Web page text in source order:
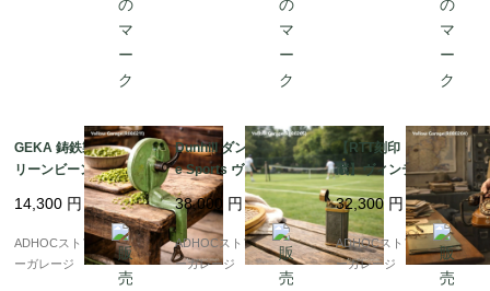
GEKA 鋳鉄製 手廻しグ
リーンビーンカッター
? 重厚な工業美を宿す
アンティーク・キッチ
14,300 円
ADHOCストア・イエロ
ーガレージ
Dunhill ダンヒル Uniqu
e Sports ヴィンテージ
ライター 英国製
38,000 円
ADHOCストア・イエロ
ーガレージ
【RTT刻印・ベル内
蔵】ヴィンテージ携帯
型ダイヤル式電話機（1
950年代・ベルギー
製）
32,300 円
ADHOCストア・イエロ
ーガレージ